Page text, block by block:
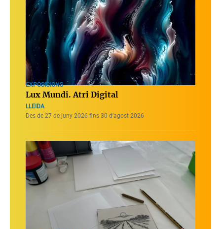
EXPOSICIONS
Lux Mundi. Atri Digital
LLEIDA
Des de 27 de juny 2026 fins 30 d’agost 2026